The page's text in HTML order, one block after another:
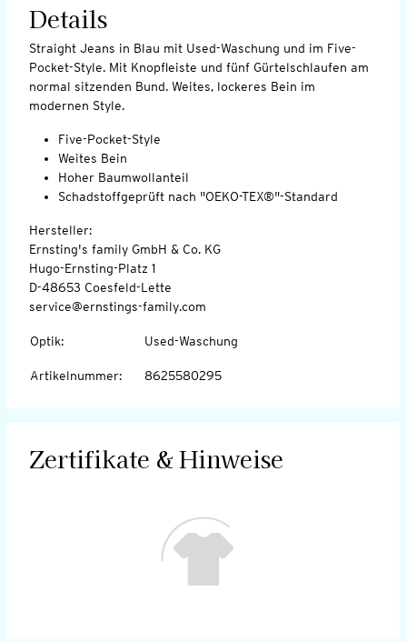
Details
Straight Jeans in Blau mit Used-Waschung und im Five-
Pocket-Style. Mit Knopfleiste und fünf Gürtelschlaufen am
normal sitzenden Bund. Weites, lockeres Bein im
modernen Style.
Five-Pocket-Style
Weites Bein
Hoher Baumwollanteil
Schadstoffgeprüft nach "OEKO-TEX®"-Standard
Hersteller:
Ernsting's family GmbH & Co. KG
Hugo-Ernsting-Platz 1
D-48653 Coesfeld-Lette
service@ernstings-family.com
Optik: Used-Waschung
Artikelnummer: 8625580295
Zertifikate & Hinweise